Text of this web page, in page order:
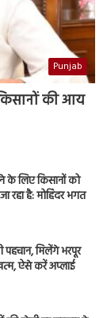
Punjab
की आय
के लिए किसानों को
रहा है: मोहिंदर भगत
पहचान, मिलेंगे भरपूर
ऐसे करें अप्लाई